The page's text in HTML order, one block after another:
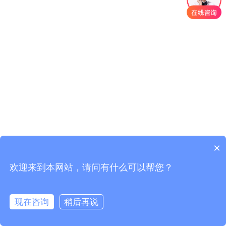
×
欢迎来到本网站，请问有什么可以帮您？
现在咨询 稍后再说